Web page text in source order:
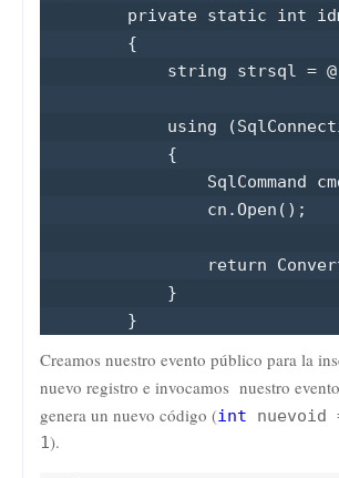
private static int
        {
string strsql =
using
            {
SqlCommand
                cn.Open();
return
            }
        }
Creamos nuestro evento público para la
nuevo registro e invocamos nuestro
genera un nuevo código (int nuevoid
1).